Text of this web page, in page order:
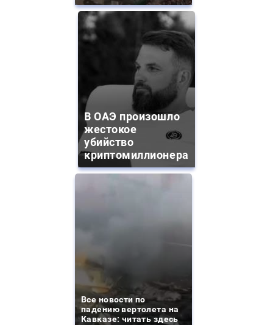
В ОАЭ произошло
жестокое
убийство
криптомиллионера
Все новости по
падению вертолета на
Кавказе: читать здесь